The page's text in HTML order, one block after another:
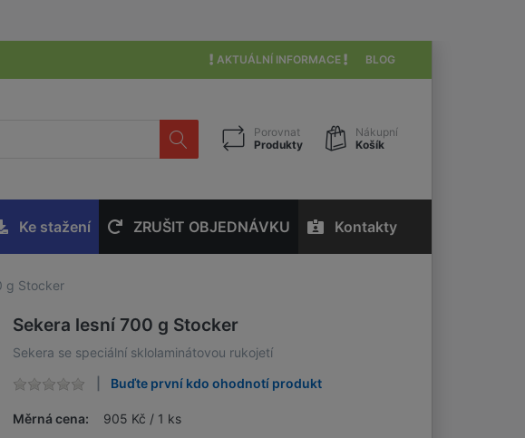
AKTUÁLNÍ INFORMACE BLOG
Porovnat
Produkty
Nákupní
Košík
Ke stažení ZRUŠIT OBJEDNÁVKU Kontakty
g Stocker
Sekera lesní 700 g Stocker
Sekera se speciální sklolaminátovou rukojetí
Buďte první kdo ohodnotí produkt
Měrná cena: 905 Kč / 1 ks